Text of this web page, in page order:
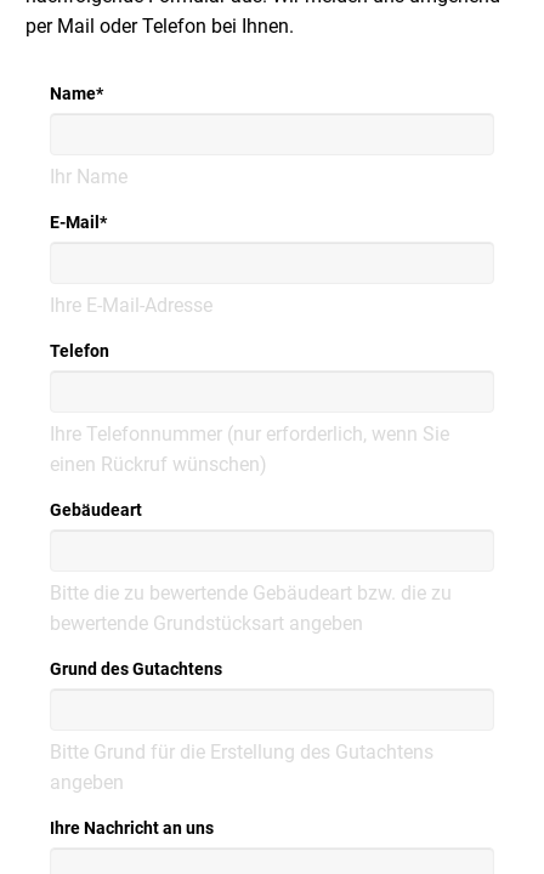
per Mail oder Telefon bei Ihnen.
Name*
Ihr Name
E-Mail *
Ihre E-Mail-Adresse
Telefon
Ihre Telefonnummer (nur erforderlich, wenn Sie
einen Rückruf wünschen)
Gebäudeart
Bitte die zu bewertende Gebäudeart bzw. die zu
bewertende Grundstücksart angeben
Grund des Gutachtens
Bitte Grund für die Erstellung des Gutachtens
angeben
Ihre Nachricht an uns